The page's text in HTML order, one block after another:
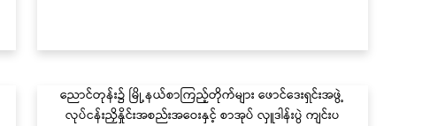
ညောင်တုန်း၌ မြို့နယ်စာကြည့်တိုက်များ ဖောင်ဒေးရှင်းအဖွဲ့
လုပ်ငန်းညှိနှိုင်းအစည်းအဝေးနှင့် စာအုပ် လှူဒါန်းပွဲ ကျင်းပ